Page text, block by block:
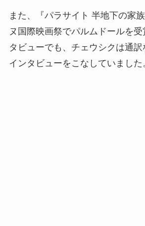
また、『パラサイト 半地下の家
ヌ国際映画祭でパルムドールを
タビューでも、チェウシクは通
インタビューをこなしていました